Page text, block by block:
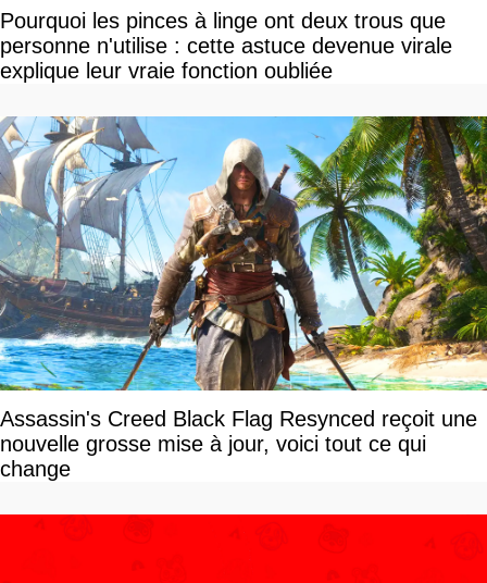
Pourquoi les pinces à linge ont deux trous que
personne n'utilise : cette astuce devenue virale
explique leur vraie fonction oubliée
Assassin's Creed Black Flag Resynced reçoit une
nouvelle grosse mise à jour, voici tout ce qui
change